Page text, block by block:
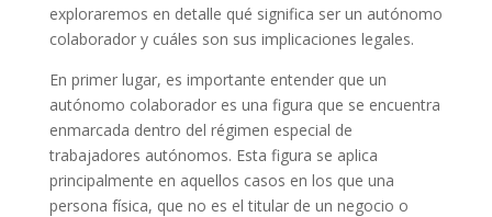
exploraremos en detalle qué significa ser un autónomo
colaborador y cuáles son sus implicaciones legales.
En primer lugar, es importante entender que un
autónomo colaborador es una figura que se encuentra
enmarcada dentro del régimen especial de
trabajadores autónomos. Esta figura se aplica
principalmente en aquellos casos en los que una
persona física, que no es el titular de un negocio o